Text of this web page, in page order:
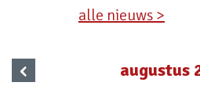
alle nieuws >
‹ augustus